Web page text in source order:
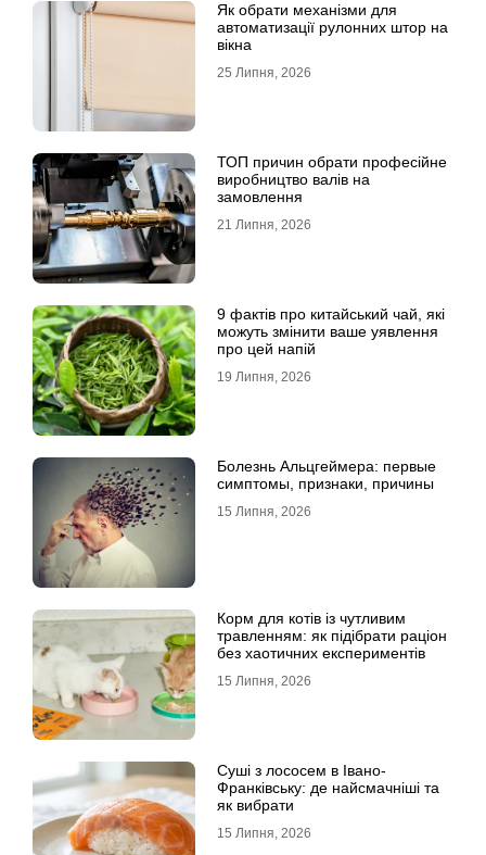
Як обрати механізми для
автоматизації рулонних штор на
вікна
25 Липня, 2026
ТОП причин обрати професійне
виробництво валів на
замовлення
21 Липня, 2026
9 фактів про китайський чай, які
можуть змінити ваше уявлення
про цей напій
19 Липня, 2026
Болезнь Альцгеймера: первые
симптомы, признаки, причины
15 Липня, 2026
Корм для котів із чутливим
травленням: як підібрати раціон
без хаотичних експериментів
15 Липня, 2026
Суші з лососем в Івано-
Франківську: де найсмачніші та
як вибрати
15 Липня, 2026